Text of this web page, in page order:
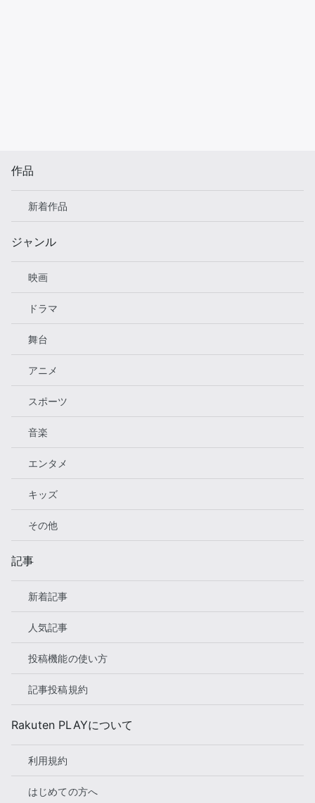
作品
新着作品
ジャンル
映画
ドラマ
舞台
アニメ
スポーツ
音楽
エンタメ
キッズ
その他
記事
新着記事
人気記事
投稿機能の使い方
記事投稿規約
Rakuten PLAYについて
利用規約
はじめての方へ